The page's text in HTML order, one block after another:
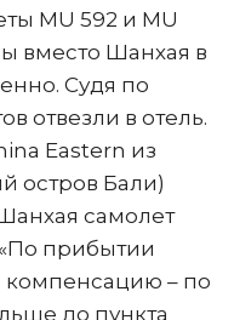
MU 592 и MU
вместо Шанхая в
Судя по
отвезли в отель.
Eastern из
остров Бали)
самолет
прибытии
компенсацию – по
до пункта